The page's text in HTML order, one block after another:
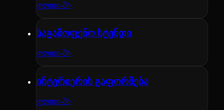
ფოთი-ში
საგამოფენო სტენდი
ფოთი-ში
ინტერიერის გაფორმება
ფოთი-ში